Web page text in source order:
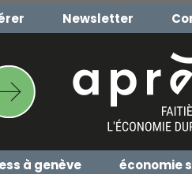
Newsletter
à genève